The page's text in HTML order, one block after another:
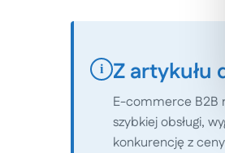
i Z artykułu
E-commerce B2B
szybkiej obsługi,
konkurencję z